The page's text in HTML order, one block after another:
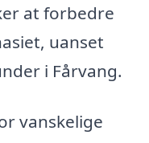
at forbedre
uanset
i Fårvang.
vanskelige